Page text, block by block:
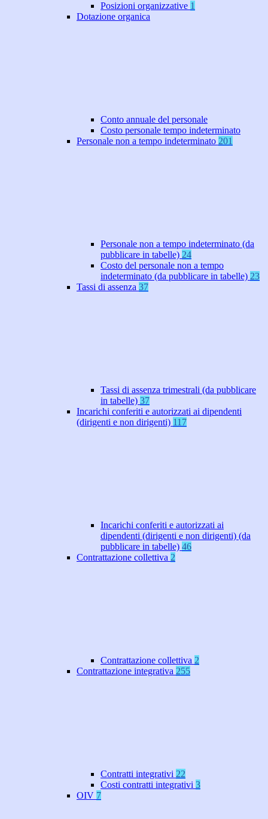
Posizioni organizzative 1
Dotazione organica
Conto annuale del personale
Costo personale tempo indeterminato
Personale non a tempo indeterminato 201
Personale non a tempo indeterminato (da
pubblicare in tabelle) 24
Costo del personale non a tempo
indeterminato (da pubblicare in tabelle) 23
Tassi di assenza 37
Tassi di assenza trimestrali (da pubblicare
in tabelle) 37
Incarichi conferiti e autorizzati ai dipendenti
(dirigenti e non dirigenti) 117
Incarichi conferiti e autorizzati ai
dipendenti (dirigenti e non dirigenti) (da
pubblicare in tabelle) 46
Contrattazione collettiva 2
Contrattazione collettiva 2
Contrattazione integrativa 255
Contratti integrativi 22
Costi contratti integrativi 3
OIV 7